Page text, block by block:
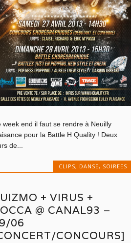
week end il faut se rendre à Neuilly
pour la Battle H Quality ! Deux
de...
CLIPS, DANSE, SOIREES
+ VIRUS +
@ CANAL93 –
06
CONCOURS]